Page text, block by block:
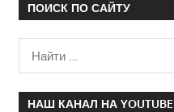
ПОИСК ПО САЙТУ
НАШ КАНАЛ НА YOUTUBE